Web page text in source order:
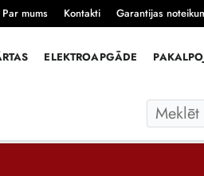
Par mums Kontakti Garantijas
ELEKTROAPGĀDE